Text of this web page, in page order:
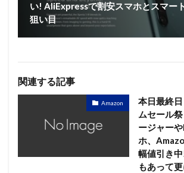
い! AliExpressで割安スマホとスマー
狙い目
関連する記事
Amazon
本日最終
ムセール
ージャー
ホ、
幅値引き
もあって